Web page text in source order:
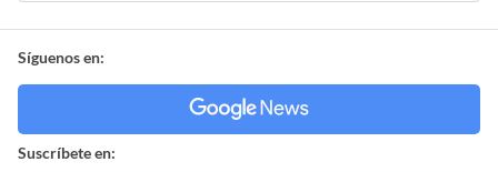
Síguenos en:
Suscríbete en: